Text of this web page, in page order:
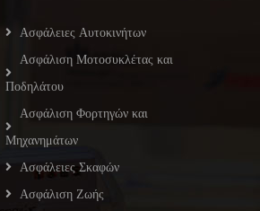
Ασφάλειες Αυτοκινήτων
Ασφάλιση Μοτοσυκλέτας και
Ποδηλάτου
Ασφάλιση Φορτηγών και
Μηχανημάτων
Ασφάλειες Σκαφών
Ασφάλιση Ζωής